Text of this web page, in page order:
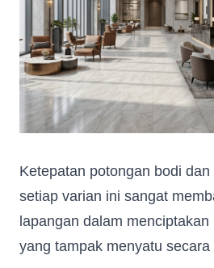
Ketepatan potongan bodi
setiap varian ini sangat
lapangan dalam
yang tampak menyatu secara